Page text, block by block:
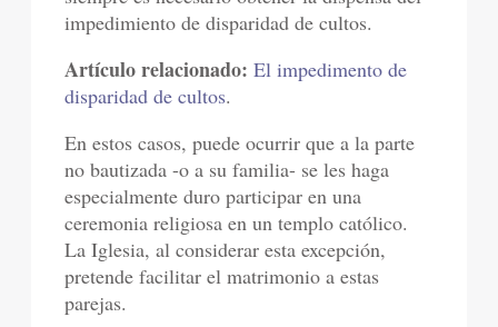
impedimiento de disparidad de cultos.
Artículo relacionado: El impedimento de
disparidad de cultos.
En estos casos, puede ocurrir que a la parte
no bautizada -o a su familia- se les haga
especialmente duro participar en una
ceremonia religiosa en un templo católico.
La Iglesia, al considerar esta excepción,
pretende facilitar el matrimonio a estas
parejas.